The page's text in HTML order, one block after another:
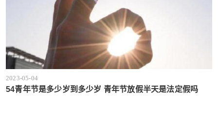
2023-05-04
54青年节是多少岁到多少岁 青年节放假半天是法定假吗